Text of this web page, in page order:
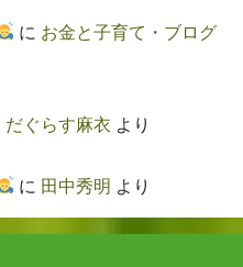
に お金と子育て・ブログ
だぐらす麻衣 より
に 田中秀明 より